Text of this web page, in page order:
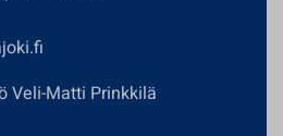
Veli-Matti Prinkkilä